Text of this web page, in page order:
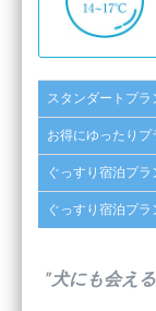
スタンダートプラ
お得にゆったりプ
ぐっすり宿泊プラ
ぐっすり宿泊プラ
”犬にも会え